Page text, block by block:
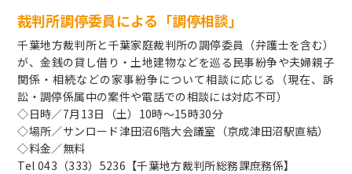
裁判所調停委員による「調停相談」
千葉地方裁判所と千葉家庭裁判所の調停委員（弁護士を含む）
が、金銭の貸し借り・土地建物などを巡る民事紛争や夫婦親子
関係・相続などの家事紛争について相談に応じる（現在、訴
訟・調停係属中の案件や電話での相談には対応不可）
◇日時／7月13日（土）10時～15時30分
◇場所／サンロード津田沼6階大会議室（京成津田沼駅直結）
◇料金／無料
Tel 043（333）5236【千葉地方裁判所総務課庶務係】